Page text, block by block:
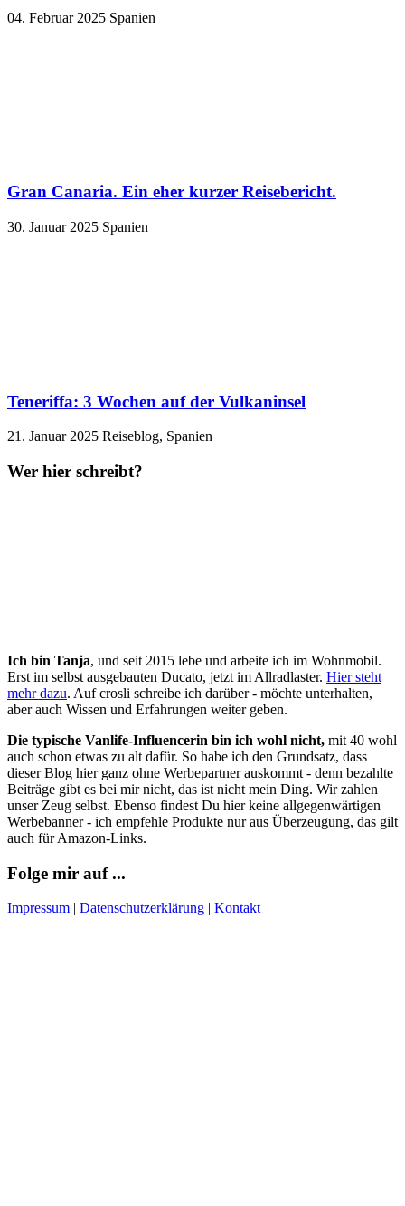
04. Februar 2025 Spanien
Gran Canaria. Ein eher kurzer Reisebericht.
30. Januar 2025 Spanien
Teneriffa: 3 Wochen auf der Vulkaninsel
21. Januar 2025 Reiseblog, Spanien
Wer hier schreibt?
Ich bin Tanja, und seit 2015 lebe und arbeite ich im Wohnmobil.
Erst im selbst ausgebauten Ducato, jetzt im Allradlaster. Hier steht
mehr dazu. Auf crosli schreibe ich darüber - möchte unterhalten,
aber auch Wissen und Erfahrungen weiter geben.
Die typische Vanlife-Influencerin bin ich wohl nicht, mit 40 wohl
auch schon etwas zu alt dafür. So habe ich den Grundsatz, dass
dieser Blog hier ganz ohne Werbepartner auskommt - denn bezahlte
Beiträge gibt es bei mir nicht, das ist nicht mein Ding. Wir zahlen
unser Zeug selbst. Ebenso findest Du hier keine allgegenwärtigen
Werbebanner - ich empfehle Produkte nur aus Überzeugung, das gilt
auch für Amazon-Links.
Folge mir auf ...
Impressum | Datenschutzerklärung | Kontakt